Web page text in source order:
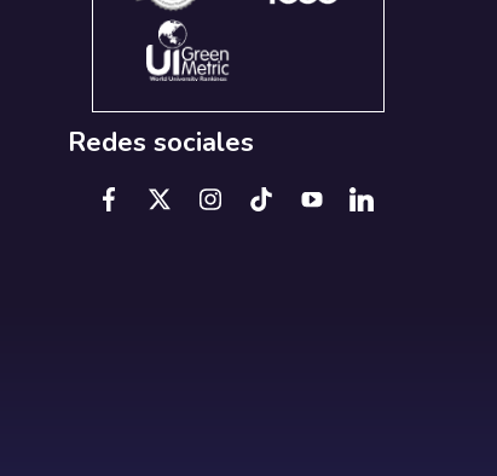
Redes sociales